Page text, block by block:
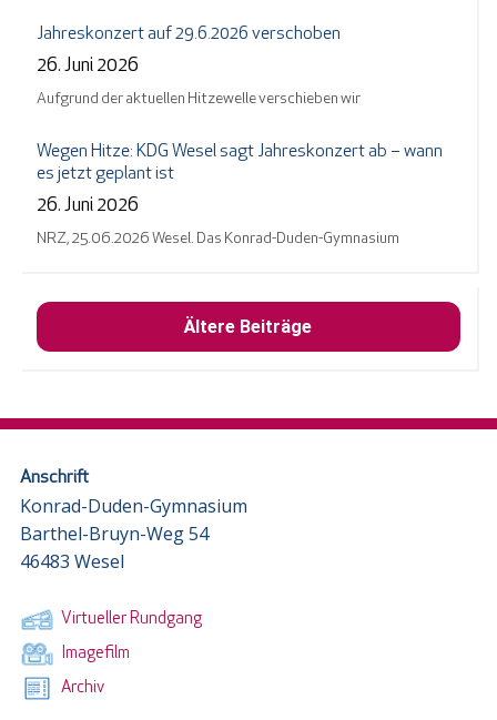
Jahreskonzert auf 29.6.2026 verschoben
26. Juni 2026
Aufgrund der aktuellen Hitzewelle verschieben wir
Wegen Hitze: KDG Wesel sagt Jahreskonzert ab – wann
es jetzt geplant ist
26. Juni 2026
NRZ, 25.06.2026 Wesel. Das Konrad-Duden-Gymnasium
Ältere Beiträge
Anschrift
Konrad-Duden-Gymnasium
Barthel-Bruyn-Weg 54
46483 Wesel
Virtueller Rundgang
Imagefilm
Archiv